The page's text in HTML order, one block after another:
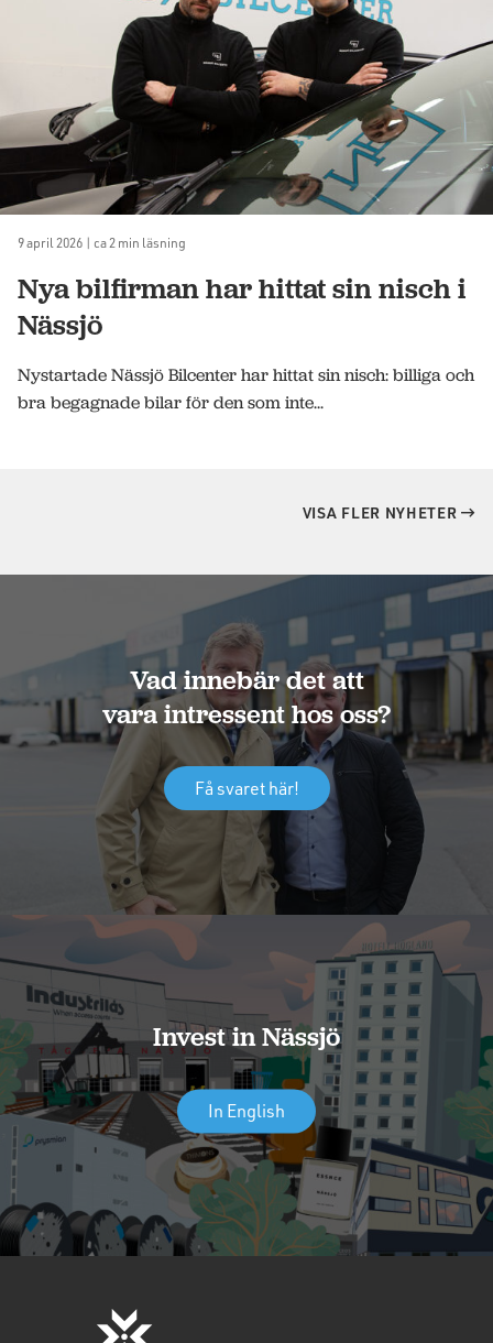
9 april 2026 | ca 2 min läsning
Nya bilfirman har hittat sin nisch i
Nässjö
Nystartade Nässjö Bilcenter har hittat sin nisch: billiga och
bra begagnade bilar för den som inte...
VISA FLER NYHETER
Vad innebär det att
vara intressent hos oss?
Få svaret här!
Invest in Nässjö
In English